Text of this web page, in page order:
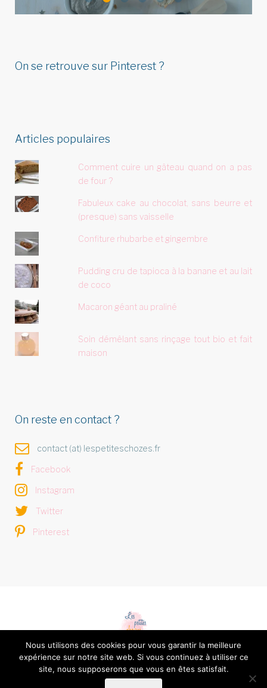
LIRE L'ARTICLE
On se retrouve sur Pinterest ?
Articles populaires
Comment cuire un gâteau quand on a pas
de four ?
Fabuleux cake au chocolat, sans beurre et
(presque) sans vaisselle
Confiture rhubarbe et gingembre
Pudding cru de tapioca à la banane et au lait
de coco
Macaron géant au praliné
Soin démêlant sans rinçage tout bio et fait
maison
On reste en contact ?
contact (at) lespetiteschozes.fr
Facebook
Instagram
Twitter
Pinterest
Les petites chozes © 2026 -Mentions légales et Politique
de confidentialité
Nous utilisons des cookies pour vous garantir la meilleure
expérience sur notre site web. Si vous continuez à utiliser ce
site, nous supposerons que vous en êtes satisfait.